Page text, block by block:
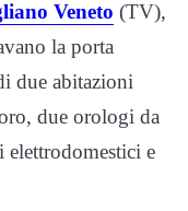
Veneto (TV),
la porta
due abitazioni
due orologi da
elettrodomestici e